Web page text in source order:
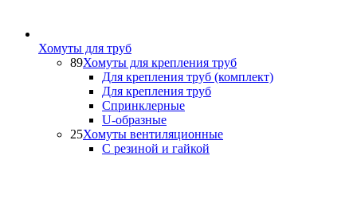
Хомуты для труб
89Хомуты для крепления труб
Для крепления труб (комплект)
Для крепления труб
Спринклерные
U-образные
25Хомуты вентиляционные
С резиной и гайкой